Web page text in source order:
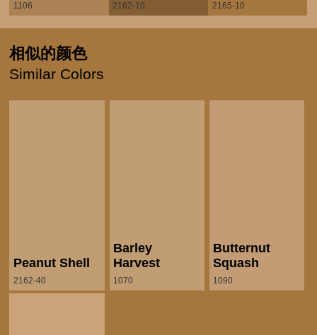
1106 2162-10 2165-10
相似的颜色
Similar Colors
Peanut Shell
2162-40
Barley
Harvest
1070
Butternut
Squash
1090